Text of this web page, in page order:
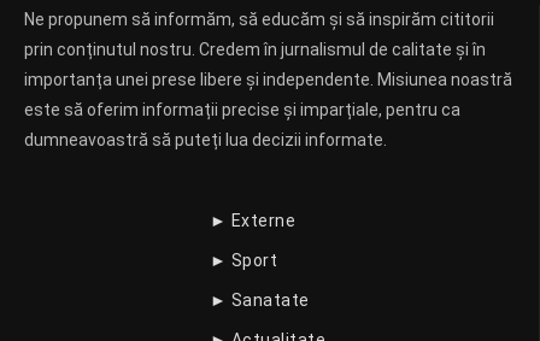
Ne propunem să informăm, să educăm și să inspirăm cititorii
prin conținutul nostru. Credem în jurnalismul de calitate și în
importanța unei prese libere și independente. Misiunea noastră
este să oferim informații precise și imparțiale, pentru ca
dumneavoastră să puteți lua decizii informate.
► Externe
► Sport
► Sanatate